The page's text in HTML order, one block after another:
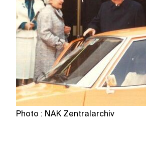
Photo : NAK Zentralarchiv